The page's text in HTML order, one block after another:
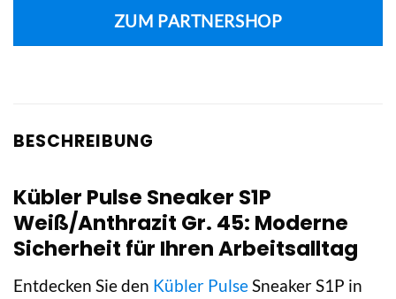
ZUM PARTNERSHOP
BESCHREIBUNG
Kübler Pulse Sneaker S1P
Weiß/Anthrazit Gr. 45: Moderne
Sicherheit für Ihren Arbeitsalltag
Entdecken Sie den Kübler PulseSneaker S1P in